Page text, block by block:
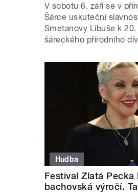
V sobotu 6. září se v
Šárce uskuteční
Smetanovy Libuše k
šáreckého přírodního
Hudba
Festival Zlatá
bachovská výročí.